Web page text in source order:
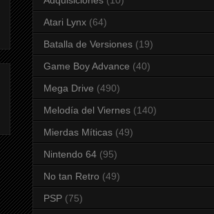
Atari Lynx (64)
Batalla de Versiones (19)
Game Boy Advance (40)
Mega Drive (490)
Melodía del Viernes (140)
Mierdas Míticas (49)
Nintendo 64 (95)
No tan Retro (49)
PSP (75)